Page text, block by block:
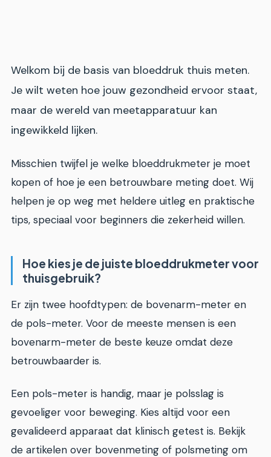
Welkom bij de basis van bloeddruk thuis meten.
Je wilt weten hoe jouw gezondheid ervoor staat,
maar de wereld van meetapparatuur kan
ingewikkeld lijken.
Misschien twijfel je welke bloeddrukmeter je moet
kopen of hoe je een betrouwbare meting doet. Wij
helpen je op weg met heldere uitleg en praktische
tips, speciaal voor beginners die zekerheid willen.
Hoe kies je de juiste bloeddrukmeter voor
thuisgebruik?
Er zijn twee hoofdtypen: de bovenarm-meter en
de pols-meter. Voor de meeste mensen is een
bovenarm-meter de beste keuze omdat deze
betrouwbaarder is.
Een pols-meter is handig, maar je polsslag is
gevoeliger voor beweging. Kies altijd voor een
gevalideerd apparaat dat klinisch getest is. Bekijk
de artikelen over bovenmeting of polsmeting om